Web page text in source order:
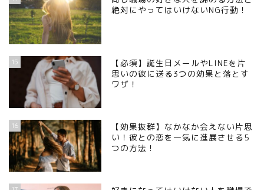
絶対にやってはいけないNG行動！
15
【必須】誕生日メールやLINEを片
思いの彼に送る3つの効果と落とす
ワザ！
16
【効果抜群】なかなか会えない片思
い！彼との恋を一気に進展させる5
つの方法！